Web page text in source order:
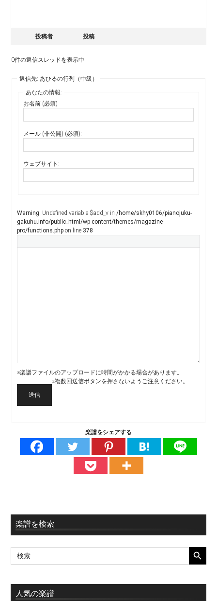
投稿者 投稿
0件の返信スレッドを表示中
返信先: あひるの行列（中級）
あなたの情報:
お名前 (必須)
メール (非公開) (必須):
ウェブサイト:
Warning : Undefined variable $add_v in /home/skhy0106/pianojuku-
gakuhu.info/public_html/wp-content/themes/magazine-
pro/functions.php on line 378
※楽譜ファイルのアップロードに時間がかかる場合があります。
※複数回送信ボタンを押さないようご注意ください。
送信
楽譜をシェアする
最
初
の
イ
楽譜を検索
Search
for:
SEARCH
人気の楽譜